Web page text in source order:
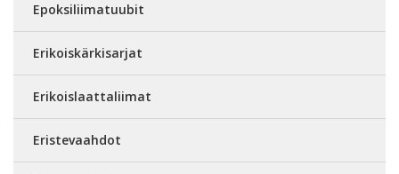
Epoksiliimatuubit
Erikoiskärkisarjat
Erikoislaattaliimat
Eristevaahdot